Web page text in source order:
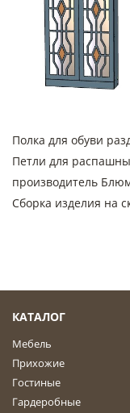
Полка для обуви
Петли для
производитель
Сборка изделия на
КАТАЛОГ
Мебель
Прихожие
Гостиные
Гардеробные